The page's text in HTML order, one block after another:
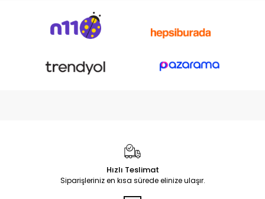
Hızlı Teslimat
Siparişleriniz en kısa sürede elinize ulaşır.